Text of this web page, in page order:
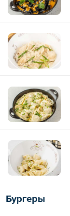
Бургеры